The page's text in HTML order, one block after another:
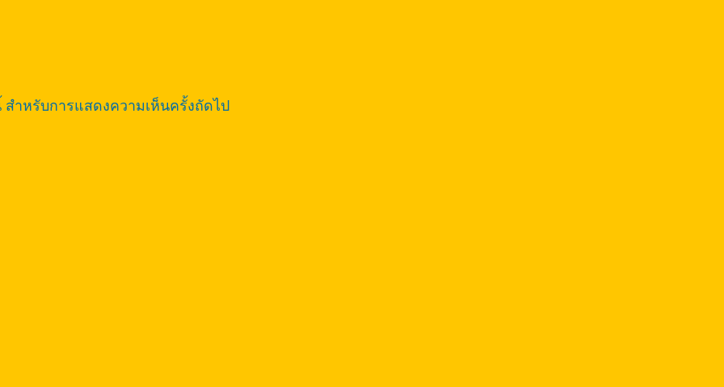
ำหรับการแสดงความเห็นครั้งถัดไป